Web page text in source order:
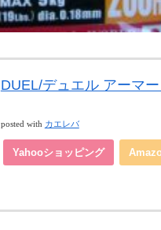
DUEL/デュエル アーマ
posted with カエレバ
Yahooショッピング